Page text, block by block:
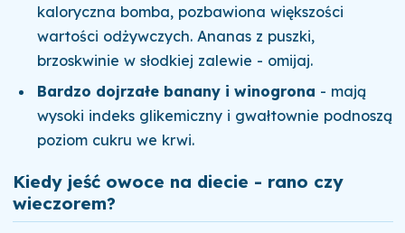
kaloryczna bomba, pozbawiona większości
wartości odżywczych. Ananas z puszki,
brzoskwinie w słodkiej zalewie - omijaj.
Bardzo dojrzałe banany i winogrona - mają
wysoki indeks glikemiczny i gwałtownie podnoszą
poziom cukru we krwi.
Kiedy jeść owoce na diecie - rano czy
wieczorem?